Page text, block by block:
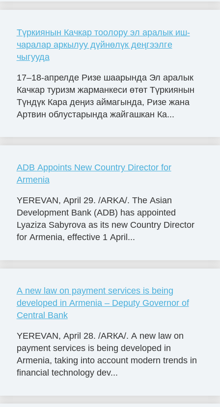
Түркиянын Качкар тоолору эл аралык иш-
чаралар аркылуу дүйнөлүк деңгээлге
чыгууда
17–18-апрелде Ризе шаарында Эл аралык
Качкар туризм жарманкеси өтөт Түркиянын
Түндүк Кара деңиз аймагында, Ризе жана
Артвин облустарында жайгашкан Ка...
ADB Appoints New Country Director for
Armenia
YEREVAN, April 29. /ARKA/. The Asian
Development Bank (ADB) has appointed
Lyaziza Sabyrova as its new Country Director
for Armenia, effective 1 April...
A new law on payment services is being
developed in Armenia – Deputy Governor of
Central Bank
YEREVAN, April 28. /ARКА/. A new law on
payment services is being developed in
Armenia, taking into account modern trends in
financial technology dev...